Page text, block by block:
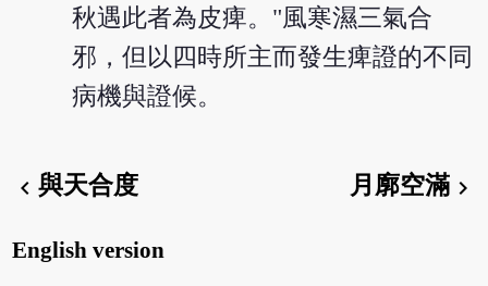
秋遇此者為皮痺。"風寒濕三氣合
邪，但以四時所主而發生痺證的不同
病機與證候。
chevron_left與天合度 月廓空滿chevron_right
English version